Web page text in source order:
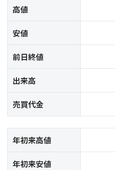
高値
安値
前日終値
出来高
売買代金
年初来高値
年初来安値